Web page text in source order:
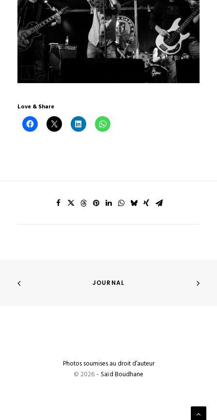
Love & Share
JOURNAL
Photos soumises au droit d’auteur
© 2026 –Saïd Boudhane